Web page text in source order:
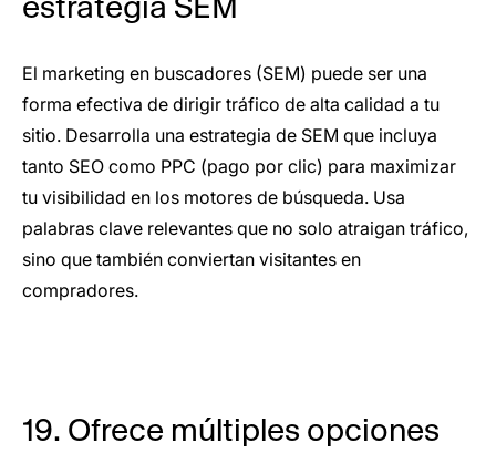
El marketing en buscadores (SEM) puede ser una
forma efectiva de dirigir tráfico de alta calidad a tu
sitio. Desarrolla una estrategia de SEM que incluya
tanto SEO como PPC (pago por clic) para maximizar
tu visibilidad en los motores de búsqueda. Usa
palabras clave relevantes que no solo atraigan tráfico,
sino que también conviertan visitantes en
compradores.
19. Ofrece múltiples opciones